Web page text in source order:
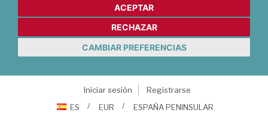
ACEPTAR
RECHAZAR
CAMBIAR PREFERENCIAS
Iniciar sesión
Registrarse
ES
EUR ESPAÑA PENINSULAR